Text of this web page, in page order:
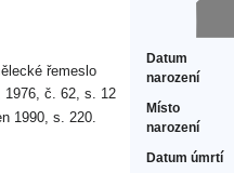
Datum
narození
Místo
narození
Datum úmrtí
řemeslo
1976, č. 62, s. 12
1990, s. 220.